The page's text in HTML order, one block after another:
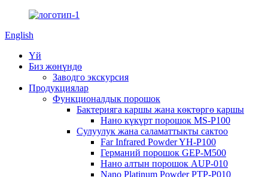
English
Үй
Биз жөнүндө
Заводго экскурсия
Продукциялар
Функционалдык порошок
Бактерияга каршы жана көктөргө каршы
Нано күкүрт порошок MS-P100
Сулуулук жана саламаттыкты сактоо
Far Infrared Powder YH-P100
Германий порошок GEP-M500
Нано алтын порошок AUP-010
Nano Platinum Powder PTP-P010